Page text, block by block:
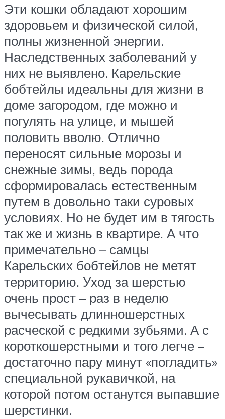
Эти кошки обладают хорошим
здоровьем и физической силой,
полны жизненной энергии.
Наследственных заболеваний у
них не выявлено. Карельские
бобтейлы идеальны для жизни в
доме загородом, где можно и
погулять на улице, и мышей
половить вволю. Отлично
переносят сильные морозы и
снежные зимы, ведь порода
сформировалась естественным
путем в довольно таки суровых
условиях. Но не будет им в тягость
так же и жизнь в квартире. А что
примечательно – самцы
Карельских бобтейлов не метят
территорию. Уход за шерстью
очень прост – раз в неделю
вычесывать длинношерстных
расческой с редкими зубьями. А с
короткошерстными и того легче –
достаточно пару минут «погладить»
специальной рукавичкой, на
которой потом останутся выпавшие
шерстинки.